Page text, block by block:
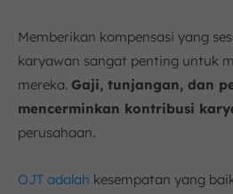
Memberikan kompensasi yang
karyawan sangat penting untuk
mereka. Gaji, tunjangan, dan
mencerminkan kontribusi
perusahaan.
OJT adalah kesempatan yang